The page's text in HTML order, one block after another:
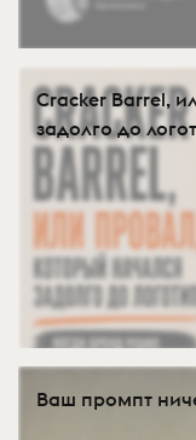
Cracker Barrel,
задолго до
Ваш промпт